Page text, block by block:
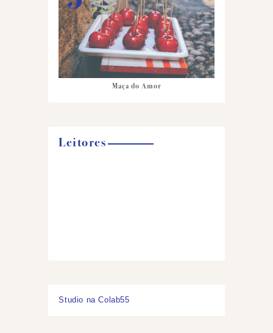
Maça do Amor
Leitores
Studio na Colab55